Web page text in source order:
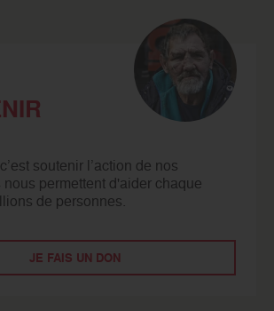
soutenir l’action de nos
permettent d'aider chaque
de personnes.
JE FAIS UN DON